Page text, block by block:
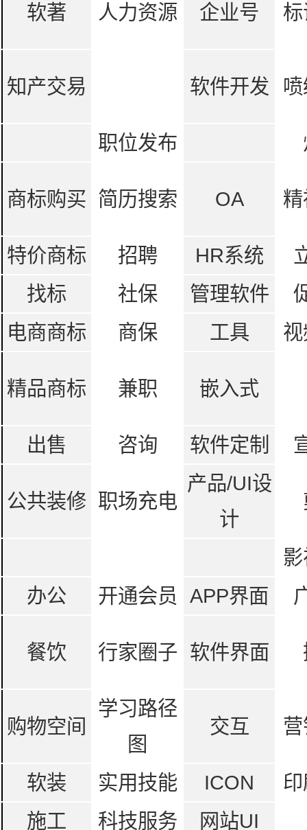
软著 人力资源 企业号
知产交易 软件开发
职位发布
商标购买 简历搜索 OA
特价商标 招聘 HR系统
找标
社保 管理软件
电商商标
商保 工具
精品商标 兼职 嵌入式
出售 咨询 软件定制
公共装修 职场充电
产品/UI设
计
办公
开通会员 APP界面
餐饮 行家圈子 软件界面
购物空间
学习路径
图
交互
软装 实用技能 ICON
施工
科技服务 网站UI